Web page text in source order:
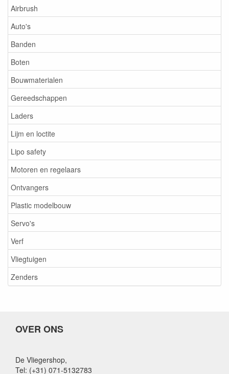
Airbrush
Auto's
Banden
Boten
Bouwmaterialen
Gereedschappen
Laders
Lijm en loctite
Lipo safety
Motoren en regelaars
Ontvangers
Plastic modelbouw
Servo's
Verf
Vliegtuigen
Zenders
OVER ONS
De Vliegershop,
Tel: (+31) 071-5132783